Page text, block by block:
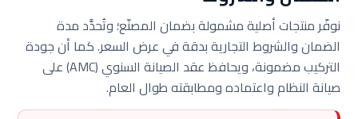
نوفّر منتجات أصلية مشمولة بضمان المصنّع؛ وتُحدَّد مدة
الضمان والشروط التجارية بدقة في عرض السعر. كما أن جودة
التركيب مضمونة، ويحافظ عقد الصيانة السنوي (AMC) على
صيانة النظام واعتماده ومطابقته طوال العام.